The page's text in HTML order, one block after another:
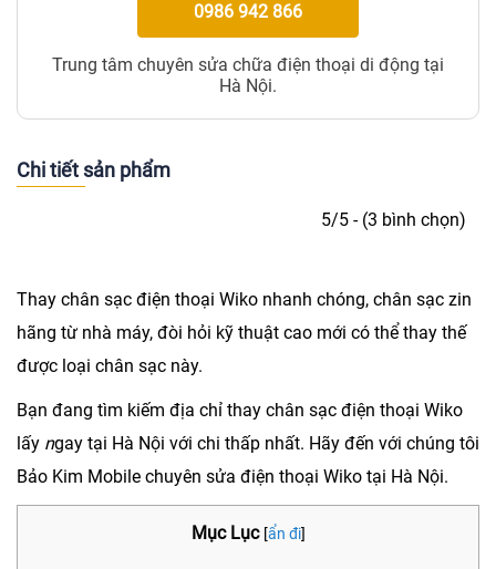
0986 942 866
Trung tâm chuyên sửa chữa điện thoại di động tại
Hà Nội.
Chi tiết sản phẩm
5/5 - (3 bình chọn)
Thay chân sạc điện thoại Wiko nhanh chóng, chân sạc zin
hãng từ nhà máy, đòi hỏi kỹ thuật cao mới có thể thay thế
được loại chân sạc này.
Bạn đang tìm kiếm địa chỉ thay chân sạc điện thoại Wiko
lấy ngay tại Hà Nội với chi thấp nhất. Hãy đến với chúng tôi
Bảo Kim Mobile chuyên sửa điện thoại Wiko tại Hà Nội.
Mục Lục [ẩn đi]